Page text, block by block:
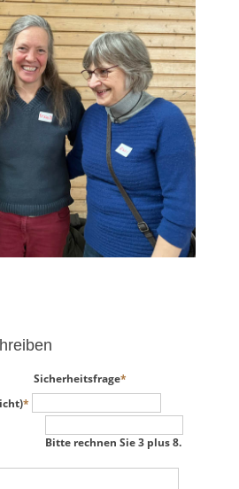
*
Pflichtfeld
Sicherheitsfrage*
Bitte rechnen Sie 3 plus 8.